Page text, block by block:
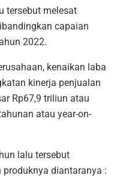
tersebut melesat
capaian
2022.
kenaikan laba
kinerja penjualan
Rp67,9 triliun atau
atau year-on-
lalu tersebut
diantaranya :